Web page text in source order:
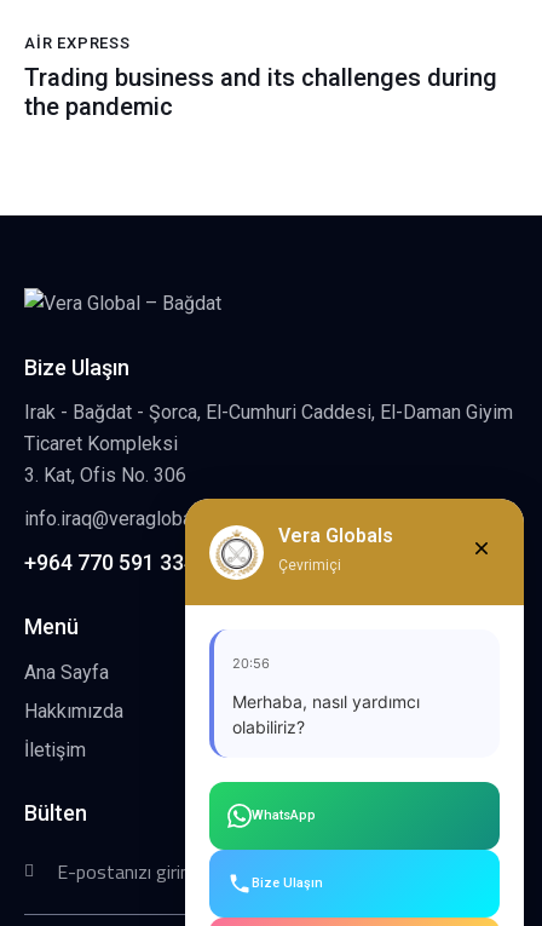
AIR EXPRESS
Trading business and its challenges during
the pandemic
Bize Ulaşın
Irak - Bağdat - Şorca, El-Cumhuri Caddesi, El-Daman Giyim
Ticaret Kompleksi
3. Kat, Ofis No. 306
info.iraq@veraglobals.com
+964 770 591 3345
Menü
Ana Sayfa
Hakkımızda
İletişim
Bülten
Vera Globals
Çevrimiçi
20:56
Merhaba, nasıl yardımcı
olabiliriz?
WhatsApp
Bize Ulaşın